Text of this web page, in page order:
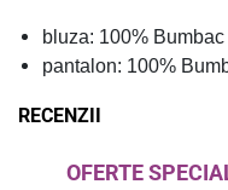
bluza: 100% Bumbac
pantalon: 100%
RECENZII
OFERTE